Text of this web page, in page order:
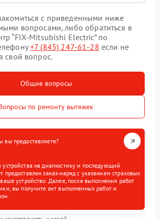
с приведенными ниже
вопросами, либо обратиться в
“FIX-Mitsubishi Electric” по
+7 (845) 247-61-28 если не
свой вопрос.
Общие вопросы
по ремонту вытяжек
вы предоставляете?
на диагностику и последующий
предоставлен заказ-наряд с указанием страховых
устройство. Далее, после выполнения работ
вы получите акт выполненных работ и